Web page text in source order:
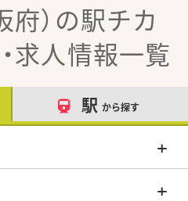
府）の駅チカ
求人情報一覧
駅 から探す